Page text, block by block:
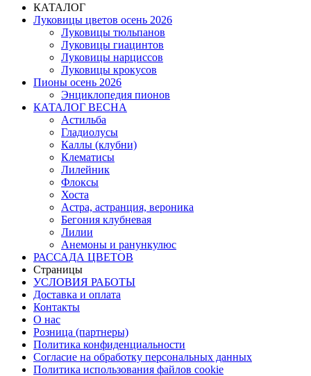
КАТАЛОГ
Луковицы цветов осень 2026
Луковицы тюльпанов
Луковицы гиацинтов
Луковицы нарциссов
Луковицы крокусов
Пионы осень 2026
Энциклопедия пионов
КАТАЛОГ ВЕСНА
Астильба
Гладиолусы
Каллы (клубни)
Клематисы
Лилейник
Флоксы
Хоста
Астра, астранция, вероника
Бегония клубневая
Лилии
Анемоны и ранункулюс
РАССАДА ЦВЕТОВ
Страницы
УСЛОВИЯ РАБОТЫ
Доставка и оплата
Контакты
О наc
Розница (партнеры)
Политика конфиденциальности
Согласие на обработку персональных данных
Политика использования файлов сookie